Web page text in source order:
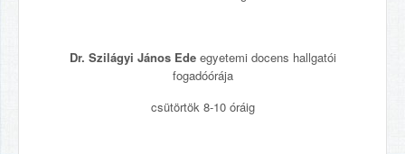
Dr. Szilágyi János Ede egyetemi docens hallgatói
fogadóórája
csütörtök 8-10 óráig